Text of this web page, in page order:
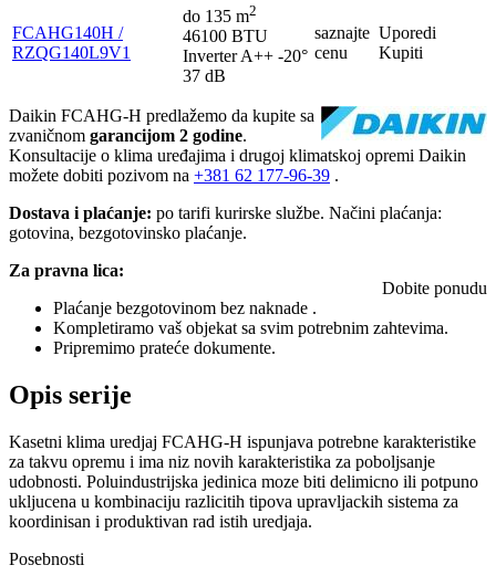
FCAHG140H /
RZQG140L9V1
do 135 m2
46100 BTU
Inverter A++ -20°
37 dB
saznajte
cenu
Uporedi
Kupiti
Daikin FCAHG-H predlažemo da kupite sa
zvaničnom garancijom 2 godine.
Konsultacije o klima uređajima i drugoj klimatskoj opremi Daikin
možete dobiti pozivom na +381 62 177-96-39 .
Dostava i plaćanje: po tarifi kurirske službe. Načini plaćanja:
gotovina, bezgotovinsko plaćanje.
Dobite ponudu
Za pravna lica:
Plaćanje bezgotovinom bez naknade .
Kompletiramo vaš objekat sa svim potrebnim zahtevima.
Pripremimo prateće dokumente.
Opis serije
Kasetni klima uredjaj FCAHG-H ispunjava potrebne karakteristike
za takvu opremu i ima niz novih karakteristika za poboljsanje
udobnosti. Poluindustrijska jedinica moze biti delimicno ili potpuno
ukljucena u kombinaciju razlicitih tipova upravljackih sistema za
koordinisan i produktivan rad istih uredjaja.
Posebnosti